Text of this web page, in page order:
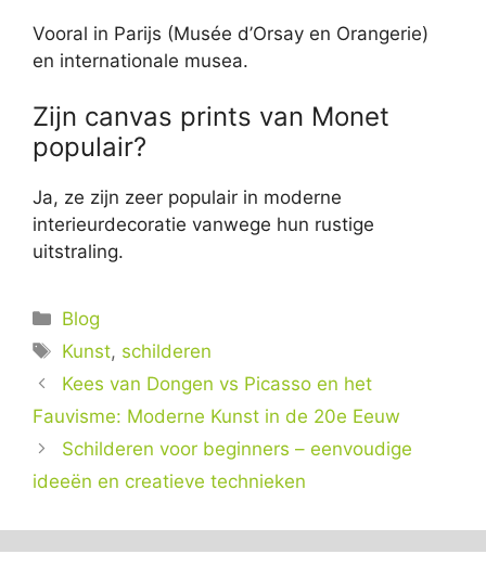
Vooral in Parijs (Musée d’Orsay en Orangerie)
en internationale musea.
Zijn canvas prints van Monet
populair?
Ja, ze zijn zeer populair in moderne
interieurdecoratie vanwege hun rustige
uitstraling.
Categorieën
Blog
Tags
Kunst, schilderen
Kees van Dongen vs Picasso en het
Fauvisme: Moderne Kunst in de 20e Eeuw
Schilderen voor beginners – eenvoudige
ideeën en creatieve technieken